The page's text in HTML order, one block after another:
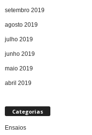
setembro 2019
agosto 2019
julho 2019
junho 2019
maio 2019
abril 2019
Categorias
Ensaios